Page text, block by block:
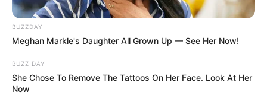
BUZZDAY
Meghan Markle's Daughter All Grown Up — See Her Now!
BUZZ DAY
She Chose To Remove The Tattoos On Her Face. Look At Her
Now